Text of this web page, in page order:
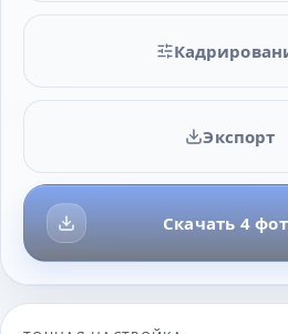
Скачать 4
Экспорт